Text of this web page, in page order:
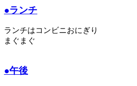
●ランチ
ランチはコンビニおにぎり
まぐまぐ
●午後